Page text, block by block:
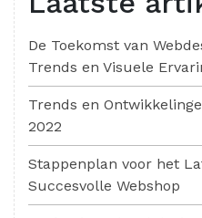
De Toekomst van
Trends en Visuele
Trends en
2022
Stappenplan voor het
Succesvolle Webshop